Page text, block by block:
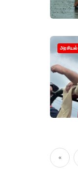
அரசியல்
«